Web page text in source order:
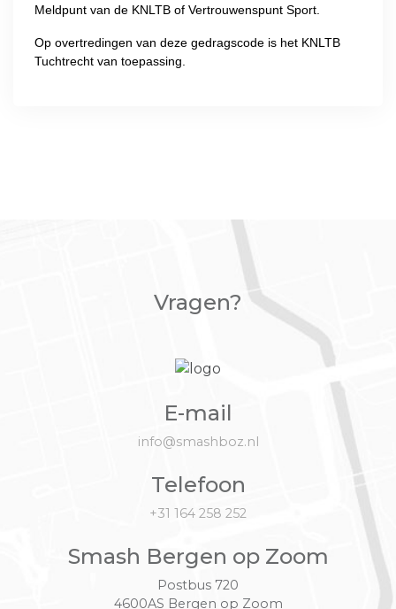
Meldpunt van de KNLTB of Vertrouwenspunt Sport.
Op overtredingen van deze gedragscode is het KNLTB
Tuchtrecht van toepassing.
Vragen?
E-mail
info@smashboz.nl
Telefoon
+31 164 258 252
Smash Bergen op Zoom
Postbus 720
4600AS Bergen op Zoom